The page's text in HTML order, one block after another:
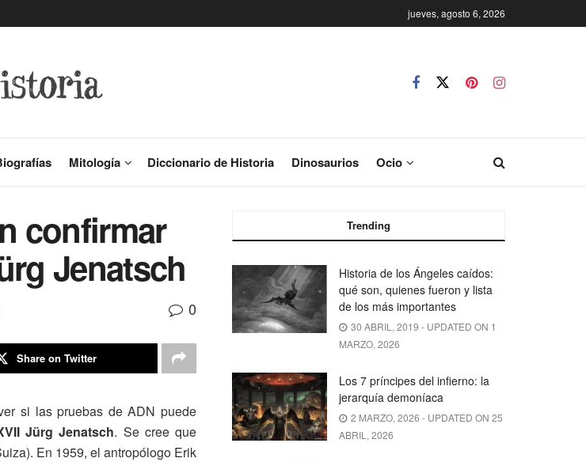
jueves, agosto 6, 2026
Mitología Diccionario de Historia Dinosaurios Ocio
confirmar
Jenatsch
0
Share on Twitter
si las pruebas de ADN puede
Jürg Jenatsch. Se cree que
En 1959, el antropólogo Erik
Trending
Historia de los Ángeles caídos:
qué son, quienes fueron y lista
de los más importantes
30 ABRIL, 2019 - UPDATED ON 1
MARZO, 2026
Los 7 príncipes del infierno: la
jerarquía demoníaca
2 MARZO, 2026 - UPDATED ON 25
ABRIL, 2026